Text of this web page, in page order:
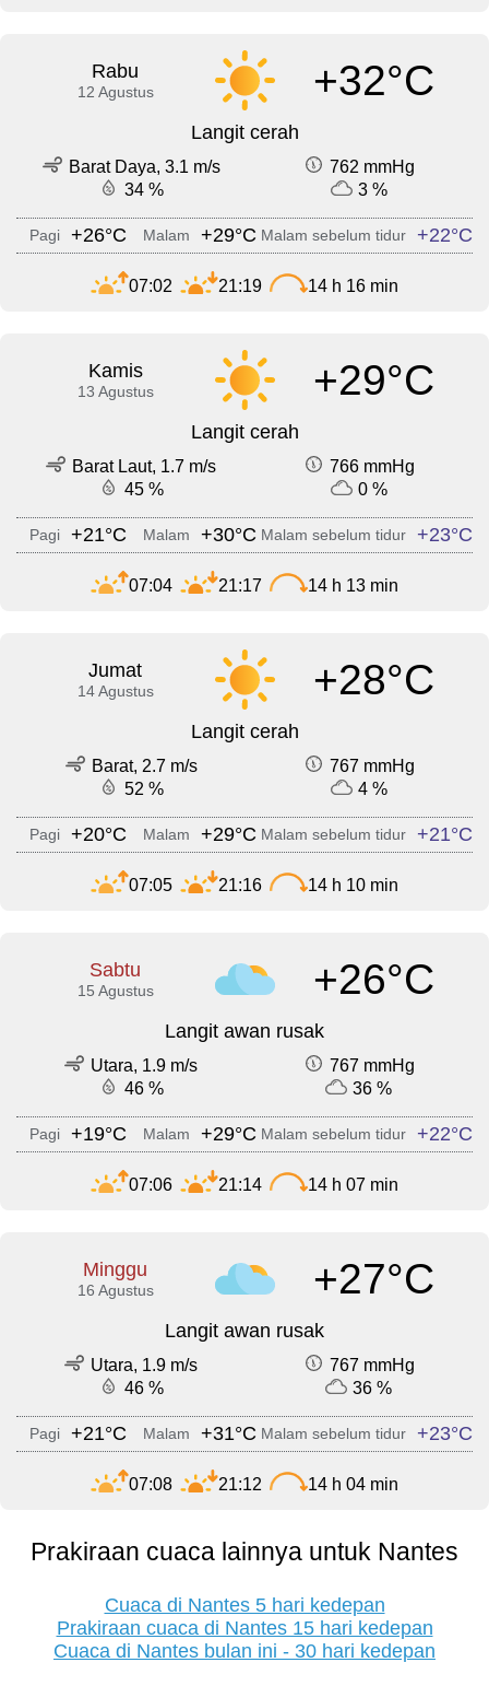
Rabu
12 Agustus +32°C
Langit cerah
Barat Daya, 3.1 m/s
762 mmHg
34 %
3 %
Pagi +26°C Malam +29°C Malam sebelum tidur +22°C
07:02 21:19 14 h 16 min
Kamis
13 Agustus +29°C
Langit cerah
Barat Laut, 1.7 m/s
766 mmHg
45 %
0 %
Pagi +21°C Malam +30°C Malam sebelum tidur +23°C
07:04 21:17 14 h 13 min
Jumat
14 Agustus +28°C
Langit cerah
Barat, 2.7 m/s
767 mmHg
52 %
4 %
Pagi +20°C Malam +29°C Malam sebelum tidur +21°C
07:05 21:16 14 h 10 min
Sabtu
15 Agustus +26°C
Langit awan rusak
Utara, 1.9 m/s
767 mmHg
46 %
36 %
Pagi +19°C Malam +29°C Malam sebelum tidur +22°C
07:06 21:14 14 h 07 min
Minggu
16 Agustus +27°C
Langit awan rusak
Utara, 1.9 m/s
767 mmHg
46 %
36 %
Pagi +21°C Malam +31°C Malam sebelum tidur +23°C
07:08 21:12 14 h 04 min
Prakiraan cuaca lainnya untuk Nantes
Cuaca di Nantes 5 hari kedepan
Prakiraan cuaca di Nantes 15 hari kedepan
Cuaca di Nantes bulan ini - 30 hari kedepan